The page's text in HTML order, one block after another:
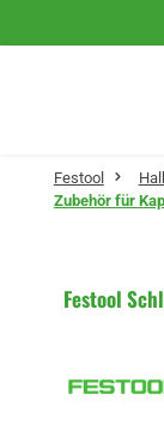
Festool
Zubehör für
Festool